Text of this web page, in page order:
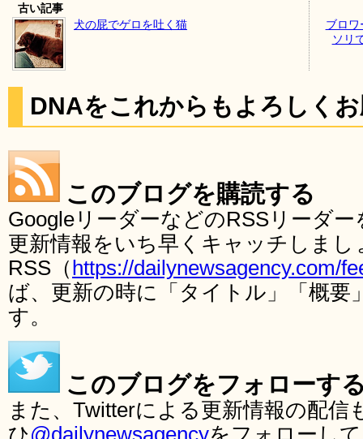
古い記事
犬の屁でゲロを吐く猫
ブロ
ソリ
DNAをこれからもよろしく
このブログを購読する
GoogleリーダーなどのRSSリーダ
更新情報をいち早くキャッチしま
RSS（ https://dailynewsagency.com/
ば、更新の時に「タイトル」「概要
す。
このブログをフォローす
また、Twitterによる更新情報の配
ひ@dailynewsagencyをフォローし